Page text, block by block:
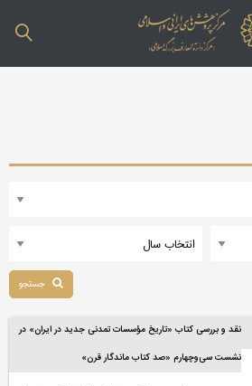
نقد و بررسی کتاب «تاریخ مؤسسات تمدنی جدید در ایران» در
نشست سی‌وچهارم «صد کتاب ماندگار قرن»